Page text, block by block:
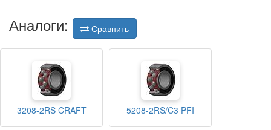
Аналоги: Сравнить
3208-2RS CRAFT 5208-2RS/C3 PFI